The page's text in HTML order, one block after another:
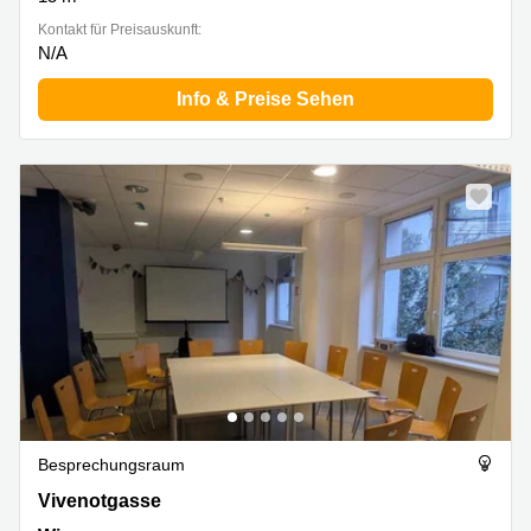
Kontakt für Preisauskunft:
N/A
Info & Preise Sehen
Besprechungsraum
Vivenotgasse 29, Wien
Vivenotgasse